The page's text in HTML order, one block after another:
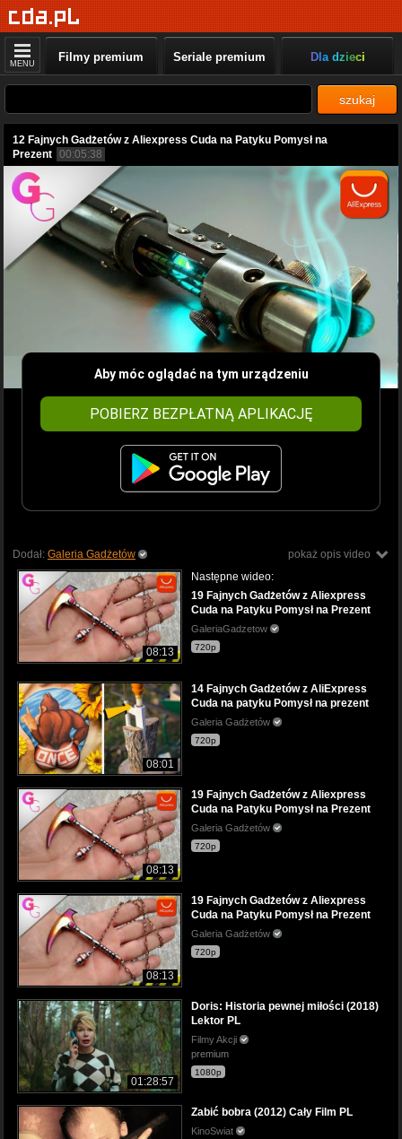
MENU Filmy premium Seriale premium Dla dzieci
szukaj
12 Fajnych Gadżetów z Aliexpress Cuda na Patyku Pomysł na
Prezent 00:05:38
Aby móc oglądać na tym urządzeniu
POBIERZ BEZPŁATNĄ APLIKACJĘ
pokaż opis video
Dodał: Galeria Gadżetów
08:13
Następne wideo:
19 Fajnych Gadżetów z Aliexpress
Cuda na Patyku Pomysł na Prezent
GaleriaGadzetow
720p
08:01
14 Fajnych Gadżetów z AliExpress
Cuda na patyku Pomysł na prezent
Galeria Gadżetów
720p
08:13
19 Fajnych Gadżetów z Aliexpress
Cuda na Patyku Pomysł na Prezent
Galeria Gadżetów
720p
08:13
19 Fajnych Gadżetów z Aliexpress
Cuda na Patyku Pomysł na Prezent
Galeria Gadżetów
720p
01:28:57
Doris: Historia pewnej miłości (2018)
Lektor PL
Filmy Akcji
premium
1080p
Zabić bobra (2012) Cały Film PL
KinoSwiat